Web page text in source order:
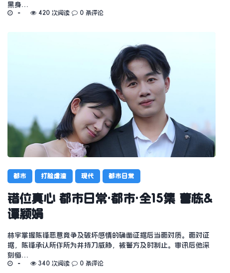
黑身…
420 次阅读 0 条评论
都市 打脸虐渣 现代 都市日常
错位真心 都市日常·都市·全15集 曹栋&
谭颖娟
林宇掌握陈锋恶意竞争及破坏感情的确凿证据后当面对质。面对证
据，陈锋承认所作所为并持刀威胁，被警方及时制止。审讯后他深
刻悔…
340 次阅读 0 条评论